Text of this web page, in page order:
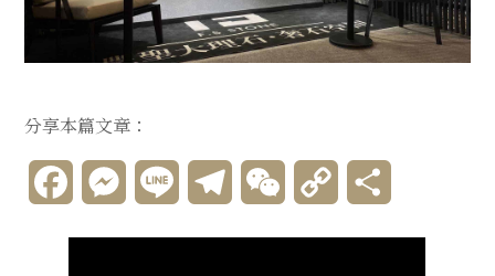
分享本篇文章：
FacebookMessenger
Line TelegramWeChat Copy